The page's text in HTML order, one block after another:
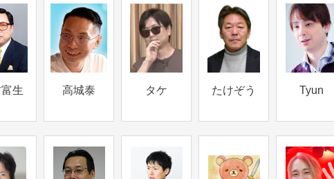
生 高城泰 タケ たけぞう Tyun